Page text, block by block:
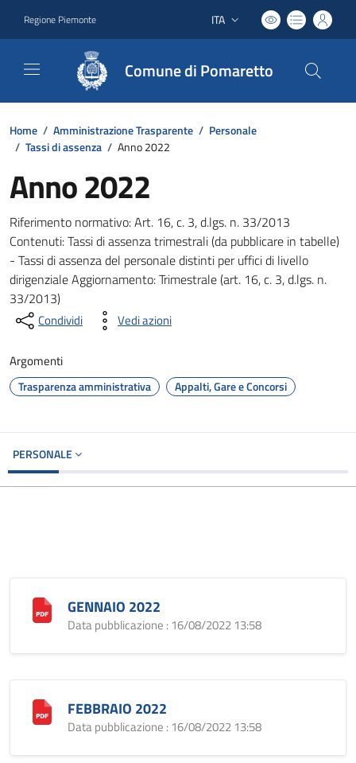
Regione Piemonte Lingua attiva:
ITA
Comune di Pomaretto
Home / Amministrazione Trasparente / Personale
/ Tassi di assenza / Anno 2022
Anno 2022
Riferimento normativo: Art. 16, c. 3, d.lgs. n. 33/2013
Contenuti: Tassi di assenza trimestrali (da pubblicare in tabelle)
- Tassi di assenza del personale distinti per uffici di livello
dirigenziale Aggiornamento: Trimestrale (art. 16, c. 3, d.lgs. n.
33/2013)
Condividi Vedi azioni
Argomenti
Trasparenza amministrativa Appalti, Gare e Concorsi
PERSONALE
GENNAIO 2022
Data pubblicazione : 16/08/2022 13:58
FEBBRAIO 2022
Data pubblicazione : 16/08/2022 13:58